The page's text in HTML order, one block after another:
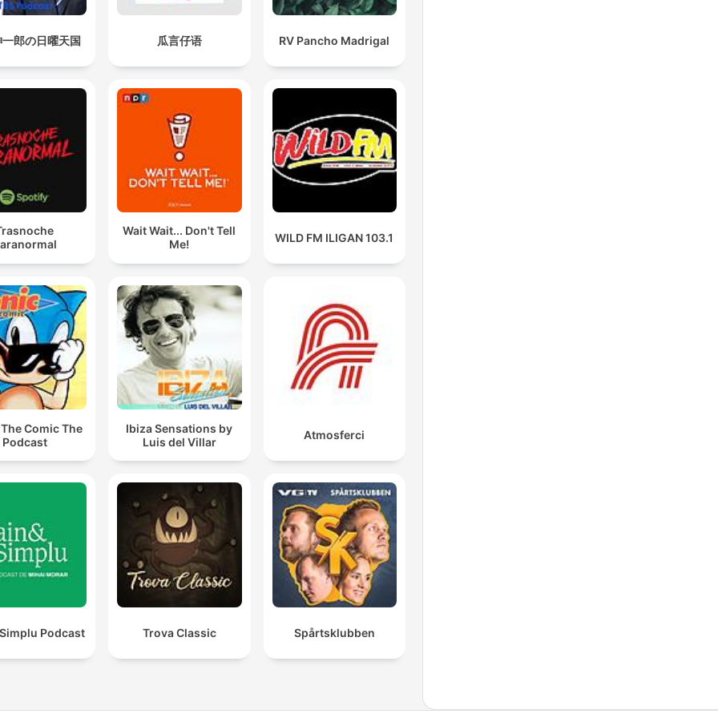
郎の日曜天国 瓜言仔语 RV Pancho Madrigal
Wait Wait... Don't Tell
Me!
WILD FM ILIGAN 103.1
Comic The
Podcast
Ibiza Sensations by
Luis del Villar
Atmosferci
Podcast Trova Classic Spårtsklubben